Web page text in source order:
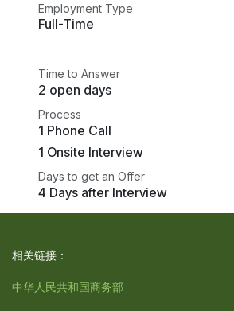
Employment Type
Full-Time
Time to Answer
2 open days
Process
1 Phone Call
1 Onsite Interview
Days to get an Offer
4 Days after Interview
相关链接：
中华人民共和国商务部